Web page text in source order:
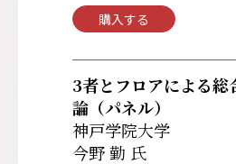
購入する
3者とフロアによる総
論（パネル）
神戸学院大学
今野 勤 氏